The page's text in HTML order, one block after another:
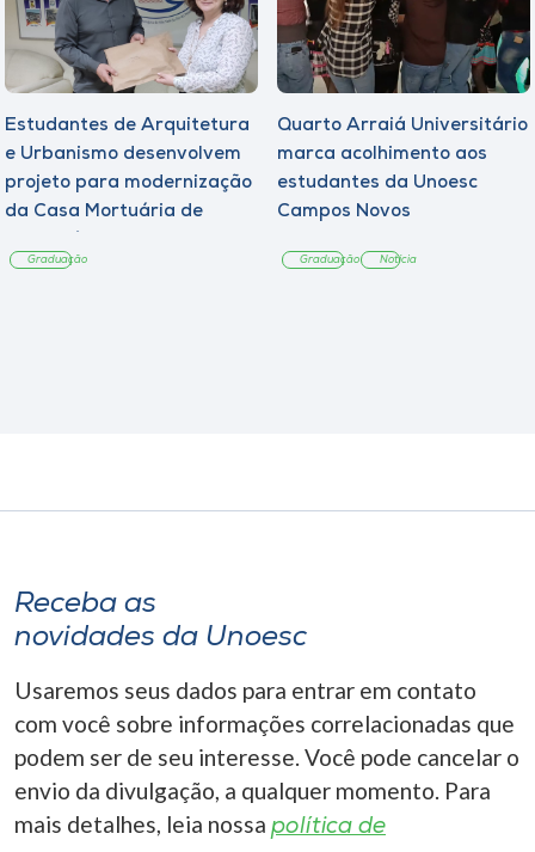
Estudantes de Arquitetura
e Urbanismo desenvolvem
projeto para modernização
da Casa Mortuária de
Graduação
Quarto Arraiá Universitário
marca acolhimento aos
estudantes da Unoesc
Campos Novos
Graduação Notícia
Receba as
novidades da Unoesc
Usaremos seus dados para entrar em contato
com você sobre informações correlacionadas que
podem ser de seu interesse. Você pode cancelar o
envio da divulgação, a qualquer momento. Para
mais detalhes, leia nossa política de